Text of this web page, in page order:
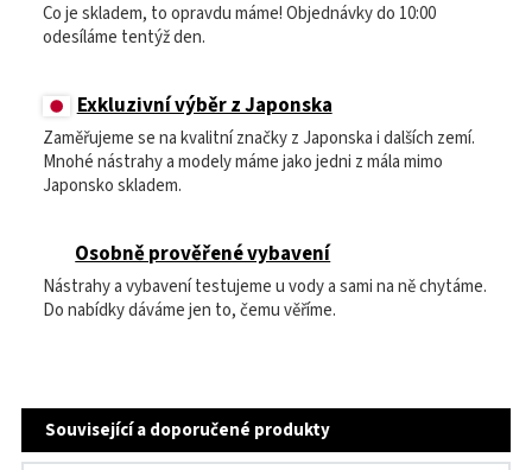
Co je skladem, to opravdu máme! Objednávky do 10:00
odesíláme tentýž den.
Exkluzivní výběr z Japonska
Zaměřujeme se na kvalitní značky z Japonska i dalších zemí.
Mnohé nástrahy a modely máme jako jedni z mála mimo
Japonsko skladem.
Osobně prověřené vybavení
Nástrahy a vybavení testujeme u vody a sami na ně chytáme.
Do nabídky dáváme jen to, čemu věříme.
Související a doporučené produkty